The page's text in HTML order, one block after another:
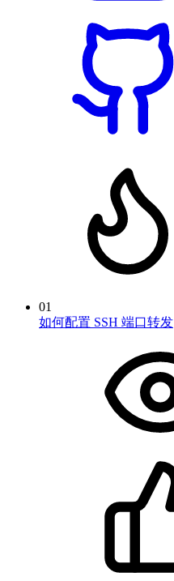
01
如何配置 SSH 端口转发